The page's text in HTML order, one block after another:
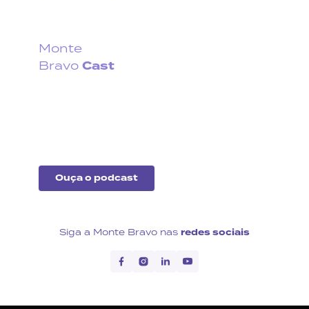
Monte
Bravo Cast
Ouça o podcast
Siga a Monte Bravo nas redes sociais